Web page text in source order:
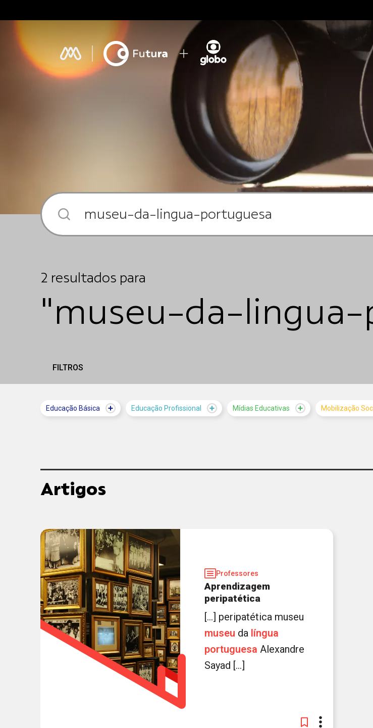
2 resultados para
"museu-da-lingua-
FILTROS
Educação Básica Educação Profissional Mídias Educativas Mobilização
Artigos
Professores
Aprendizagem
peripatética
[...] peripatética museu
museu da língua
portuguesa Alexandre
Sayad [...]